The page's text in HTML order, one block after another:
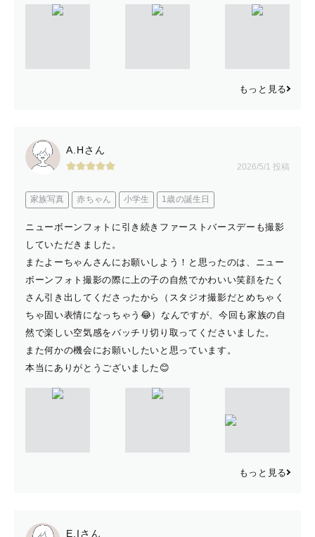
もっと見る
A.Hさん
2026/5/1 投稿
家族写真 赤ちゃん 小学生 1歳の誕生日
ニューボーンフォトに引き続きファーストバースデーも撮影
していただきました。
またよーちゃんさんにお願いしよう！と思ったのは、ニュー
ボーンフォト撮影の際に上の子の自然でかわいい笑顔をたく
さん引き出してくださったから（スタジオ撮影だとめちゃく
ちゃ固い表情になっちゃう😂）なんですが、今回も家族の自
然で楽しい空気感をバッチリ切り取ってくださいました。
また何かの機会にお願いしたいと思っています。
本当にありがとうございました😊
もっと見る
E.Iさん